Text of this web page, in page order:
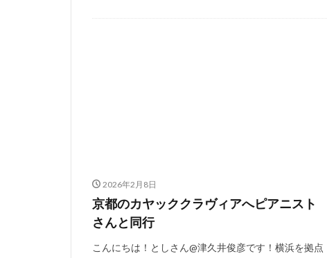
2026年2月8日
京都のカヤッククラヴィアへピアニスト
さんと同行
こんにちは！としさん@津久井俊彦です！横浜を拠点